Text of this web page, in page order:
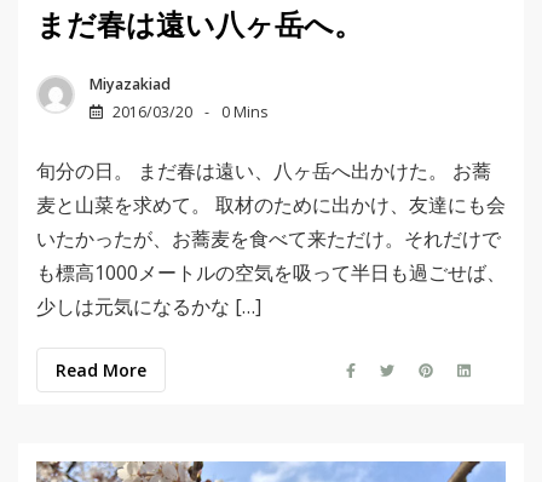
まだ春は遠い八ヶ岳へ。
Miyazakiad
2016/03/20
0 Mins
旬分の日。 まだ春は遠い、八ヶ岳へ出かけた。 お蕎
麦と山菜を求めて。 取材のために出かけ、友達にも会
いたかったが、お蕎麦を食べて来ただけ。それだけで
も標高1000メートルの空気を吸って半日も過ごせば、
少しは元気になるかな […]
Read More